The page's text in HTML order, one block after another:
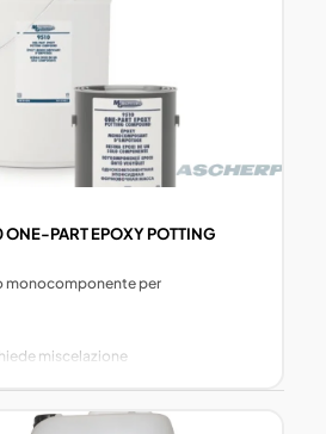
PART EPOXY POTTING
monocomponente per
miscelazione